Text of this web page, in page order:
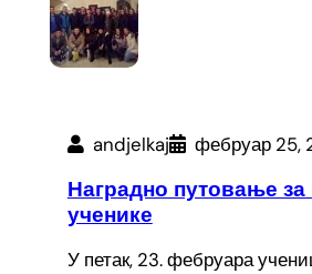
andjelkaj фебруар 25,
Наградно путовање
ученике
У петак, 23. фебруара